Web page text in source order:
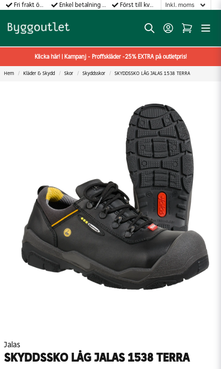
Fri frakt över 499:- Enkel betalning med Klarna Först till kvarn gäller!
Klicka här! | Kampanj - Proffskläder -25% EXTRA på outletpris!
Hem Kläder & Skydd Skor Skyddsskor SKYDDSSKO LÅG JALAS 1538 TERRA
Jalas
SKYDDSSKO LÅG JALAS 1538 TERRA